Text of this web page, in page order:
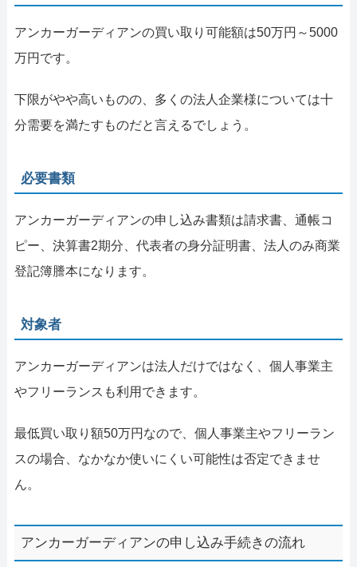
アンカーガーディアンの買い取り可能額は50万円～5000
万円です。
下限がやや高いものの、多くの法人企業様については十
分需要を満たすものだと言えるでしょう。
必要書類
アンカーガーディアンの申し込み書類は請求書、通帳コ
ピー、決算書2期分、代表者の身分証明書、法人のみ商業
登記簿謄本になります。
対象者
アンカーガーディアンは法人だけではなく、個人事業主
やフリーランスも利用できます。
最低買い取り額50万円なので、個人事業主やフリーラン
スの場合、なかなか使いにくい可能性は否定できませ
ん。
アンカーガーディアンの申し込み手続きの流れ